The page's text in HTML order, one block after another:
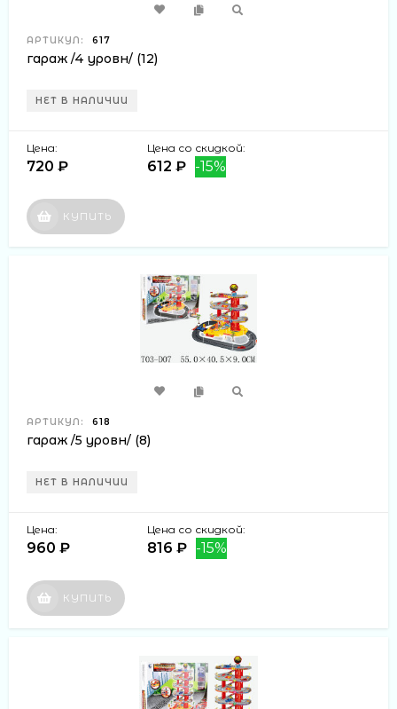
АРТИКУЛ: 617
гараж /4 уровн/ (12)
НЕТ В НАЛИЧИИ
Цена:
720 ₽
Цена со скидкой:
612 ₽ -15%
КУПИТЬ
АРТИКУЛ: 618
гараж /5 уровн/ (8)
НЕТ В НАЛИЧИИ
Цена:
960 ₽
Цена со скидкой:
816 ₽ -15%
КУПИТЬ